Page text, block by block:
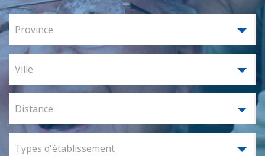
Province
Ville
Distance
Types d'établissement